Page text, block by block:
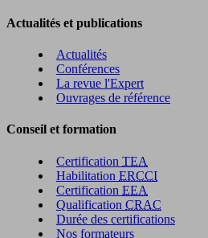
Actualités et publications
Actualités
Conférences
La revue l'Expert
Ouvrages de référence
Conseil et formation
Certification TEA
Habilitation ERCCI
Certification EEA
Qualification CRAC
Durée des certifications
Nos formateurs